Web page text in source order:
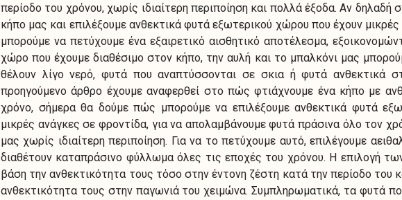
περίοδο του χρόνου, χωρίς ιδιαίτερη περιποίηση και πολλά έξοδα. Αν δηλαδή
κήπο μας και επιλέξουμε ανθεκτικά φυτά εξωτερικού χώρου που έχουν
μπορούμε να πετύχουμε ένα εξαιρετικό αισθητικό αποτέλεσμα,
χώρο που έχουμε διαθέσιμο στον κήπο, την αυλή και το μπαλκόνι μας
θέλουν λίγο νερό, φυτά που αναπτύσσονται σε σκια ή φυτά ανθεκτικά
προηγούμενο άρθρο έχουμε αναφερθεί στο πώς φτιάχνουμε ένα κήπο με
χρόνο, σήμερα θα δούμε πώς μπορούμε να επιλέξουμε ανθεκτικά φυτά
μικρές ανάγκες σε φροντίδα, για να απολαμβάνουμε φυτά πράσινα όλο τον
μας χωρίς ιδιαίτερη περιποίηση. Για να το πετύχουμε αυτό, επιλέγουμε
διαθέτουν καταπράσινο φύλλωμα όλες τις εποχές του χρόνου. Η επιλογή
βάση την ανθεκτικότητα τους τόσο στην έντονη ζέστη κατά την περίοδο του
ανθεκτικότητα τους στην παγωνιά του χειμώνα. Συμπληρωματικά, τα φυτά